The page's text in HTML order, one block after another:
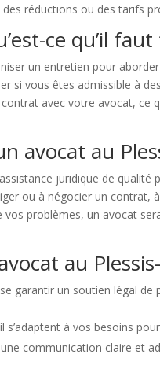
réductions ou des tarifs
ce qu’il
un entretien pour
vous êtes admissible à
avec votre avocat, ce
avocat au
juridique de
ou à négocier un contrat,
problèmes, un avocat
au
garantir un soutien légal
à vos besoins
communication claire et